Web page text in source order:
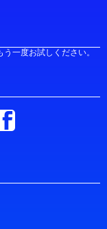
一度お試しください。